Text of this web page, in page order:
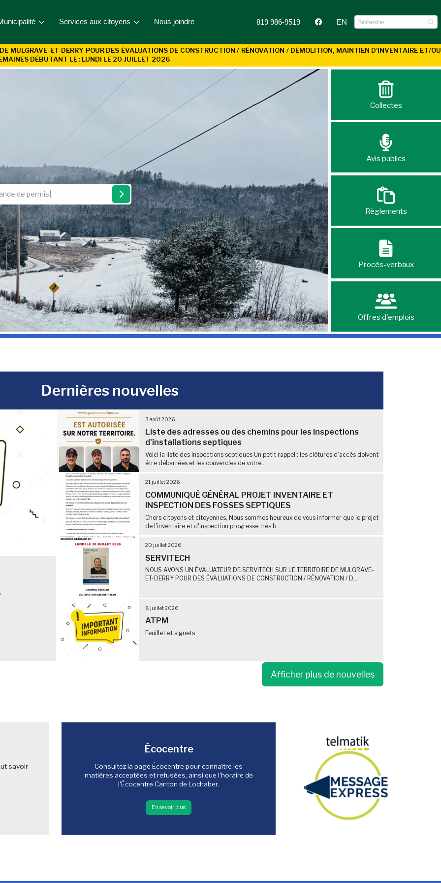
Services aux citoyens Nous joindre 819 986-9519 EN
MULGRAVE-ET-DERRY POUR DES ÉVALUATIONS DE CONSTRUCTION / RÉNOVATION / DÉMOLITION, MAINTIEN D'INVENTAIRE ET/OU
DÉBUTANT LE : LUNDI LE 20 JUILLET 2026
Collectes
Avis publics
Règlements
Procès-verbaux
Offres d'emplois
Dernières nouvelles
3 août 2026
Liste des adresses ou des chemins pour les inspections
d'installations septiques
Voici la liste des inspections septiques Un petit rappel : les clôtures d'accès doivent
être débarrées et les couvercles de votre...
21 juillet 2026
COMMUNIQUÉ GÉNÉRAL PROJET INVENTAIRE ET
INSPECTION DES FOSSES SEPTIQUES
Chers citoyens et citoyennes, Nous sommes heureux de vous informer que le projet
de l'inventaire et d'inspection progresse très b...
20 juillet 2026
SERVITECH
NOUS AVONS UN ÉVALUATEUR DE SERVITECH SUR LE TERRITOIRE DE MULGRAVE-
ET-DERRY POUR DES ÉVALUATIONS DE CONSTRUCTION / RÉNOVATION / D...
8 juillet 2026
ATPM
Feuillet et signets
Afficher plus de nouvelles
savoir
Écocentre
Consultez la page Écocentre pour connaître les
matières acceptées et refusées, ainsi que l'horaire de
l'Écocentre Canton de Lochaber.
En savoir plus